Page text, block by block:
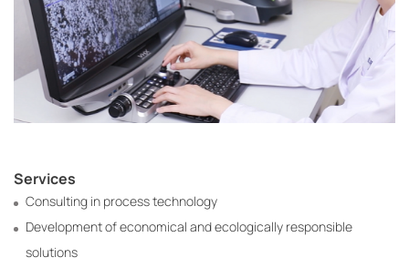
Services
Consulting in process technology
Development of economical and ecologically responsible
solutions